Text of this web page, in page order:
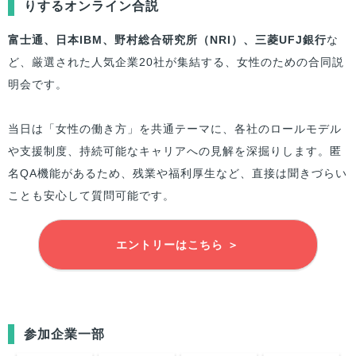
りするオンライン合説
富士通、日本IBM、野村総合研究所（NRI）、三菱UFJ銀行な
ど、厳選された人気企業20社が集結する、女性のための合同説
明会です。
当日は「女性の働き方」を共通テーマに、各社のロールモデル
や支援制度、持続可能なキャリアへの見解を深掘りします。匿
名QA機能があるため、残業や福利厚生など、直接は聞きづらい
ことも安心して質問可能です。
エントリーはこちら ＞
参加企業一部